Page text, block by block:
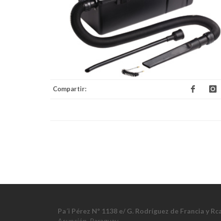
Compartir:
Pa´i Pérez Nº 1138 e/ G. Rodríguez de Francia y